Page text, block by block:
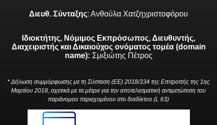
Διευθ. Σύνταξης: Ανθούλα Χατζηχριστοφόρου
Ιδιοκτήτης, Νόμιμος Εκπρόσωπος, Διευθυντής,
Διαχειριστής και Δικαιούχος ονόματος τομέα (domain
name): Σμιξιώτης Πέτρος
* Δήλωση συμμόρφωσης με τη Σύσταση (ΕΕ) 2018/334 της Επιτροπής της 1ης
Μαρτίου 2018, σχετικά με τα μέτρα για την αποτελεσματική αντιμετώπιση του
παράνομου περιεχομένου στο διαδίκτυο (L 63)